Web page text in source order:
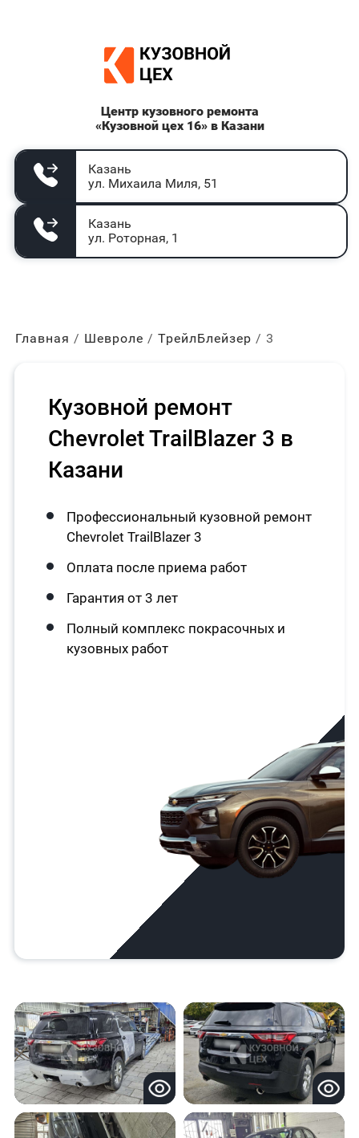
Центр кузовного ремонта
«Кузовной цех 16» в Казани
Казань
ул. Михаила Миля, 51
Казань
ул. Роторная, 1
Главная Шевроле ТрейлБлейзер 3
Кузовной ремонт
Chevrolet TrailBlazer 3 в
Казани
Профессиональный кузовной ремонт
Chevrolet TrailBlazer 3
Оплата после приема работ
Гарантия от 3 лет
Полный комплекс покрасочных и
кузовных работ